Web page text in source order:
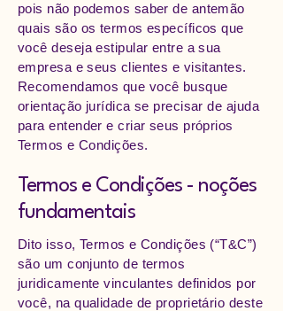
pois não podemos saber de antemão
quais são os termos específicos que
você deseja estipular entre a sua
empresa e seus clientes e visitantes.
Recomendamos que você busque
orientação jurídica se precisar de ajuda
para entender e criar seus próprios
Termos e Condições.
Termos e Condições - noções
fundamentais
Dito isso, Termos e Condições (“T&C”)
são um conjunto de termos
juridicamente vinculantes definidos por
você, na qualidade de proprietário deste